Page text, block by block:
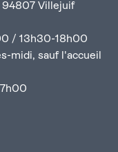
94807 Villejuif
/ 13h30-18h00
midi, sauf l'accueil